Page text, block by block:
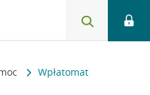
Wpłatomat